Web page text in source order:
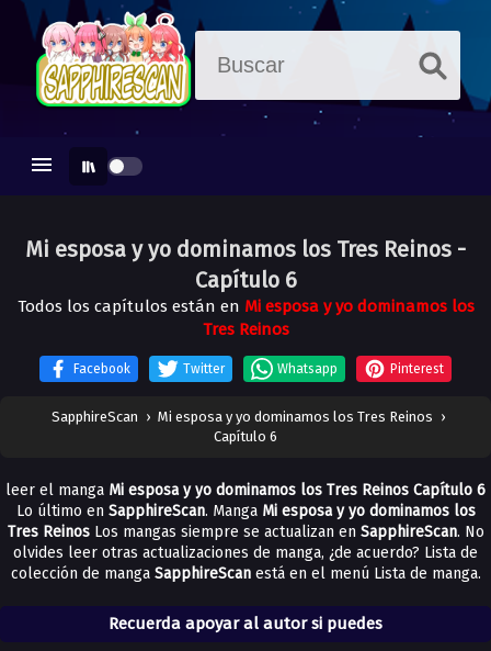
Mi esposa y yo dominamos los Tres Reinos -
Capítulo 6
Todos los capítulos están en Mi esposa y yo dominamos los
Tres Reinos
Facebook Twitter Whatsapp Pinterest
SapphireScan › Mi esposa y yo dominamos los Tres Reinos ›
Capítulo 6
leer el manga Mi esposa y yo dominamos los Tres Reinos Capítulo 6
Lo último en SapphireScan. Manga Mi esposa y yo dominamos los
Tres Reinos Los mangas siempre se actualizan en SapphireScan. No
olvides leer otras actualizaciones de manga, ¿de acuerdo? Lista de
colección de manga SapphireScanestá en el menú Lista de manga.
Recuerda apoyar al autor si puedes